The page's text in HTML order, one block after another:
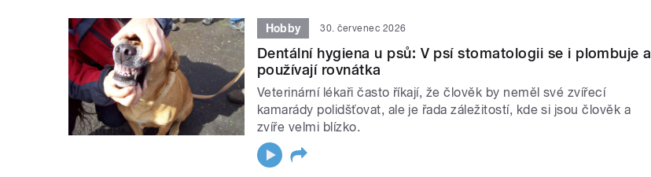
Hobby 30. červenec 2026
Dentální hygiena u psů: V psí stomatologii se i plombuje a
používají rovnátka
Veterinární lékaři často říkají, že člověk by neměl své zvířecí
kamarády polidšťovat, ale je řada záležitostí, kde si jsou člověk a
zvíře velmi blízko.